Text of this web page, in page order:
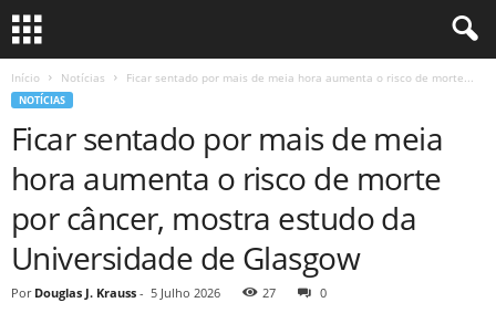
Início Notícias Ficar sentado por mais de meia hora aumenta o risco de morte...
NOTÍCIAS
Ficar sentado por mais de meia
hora aumenta o risco de morte
por câncer, mostra estudo da
Universidade de Glasgow
Por Douglas J. Krauss - 5 Julho 2026 27 0